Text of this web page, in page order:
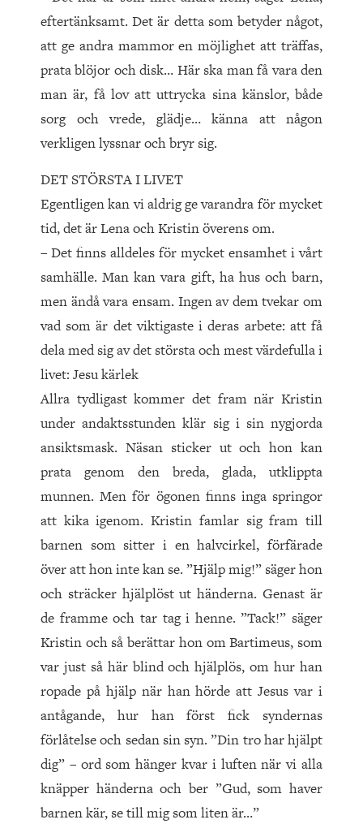
eftertänksamt. Det är detta som betyder något,
att ge andra mammor en möjlighet att träffas,
prata blöjor och disk… Här ska man få vara den
man är, få lov att uttrycka sina känslor, både
sorg och vrede, glädje… känna att någon
verkligen lyssnar och bryr sig.
DET STÖRSTA I LIVET
Egentligen kan vi aldrig ge varandra för mycket
tid, det är Lena och Kristin överens om.
– Det finns alldeles för mycket ensamhet i vårt
samhälle. Man kan vara gift, ha hus och barn,
men ändå vara ensam. Ingen av dem tvekar om
vad som är det viktigaste i deras arbete: att få
dela med sig av det största och mest värdefulla i
livet: Jesu kärlek
Allra tydligast kommer det fram när Kristin
under andaktsstunden klär sig i sin nygjorda
ansiktsmask. Näsan sticker ut och hon kan
prata genom den breda, glada, utklippta
munnen. Men för ögonen finns inga springor
att kika igenom. Kristin famlar sig fram till
barnen som sitter i en halvcirkel, förfärade
över att hon inte kan se. ”Hjälp mig!” säger hon
och sträcker hjälplöst ut händerna. Genast är
de framme och tar tag i henne. ”Tack!” säger
Kristin och så berättar hon om Bartimeus, som
var just så här blind och hjälplös, om hur han
ropade på hjälp när han hörde att Jesus var i
antågande, hur han först fick syndernas
förlåtelse och sedan sin syn. ”Din tro har hjälpt
dig” – ord som hänger kvar i luften när vi alla
knäpper händerna och ber ”Gud, som haver
barnen kär, se till mig som liten är…”